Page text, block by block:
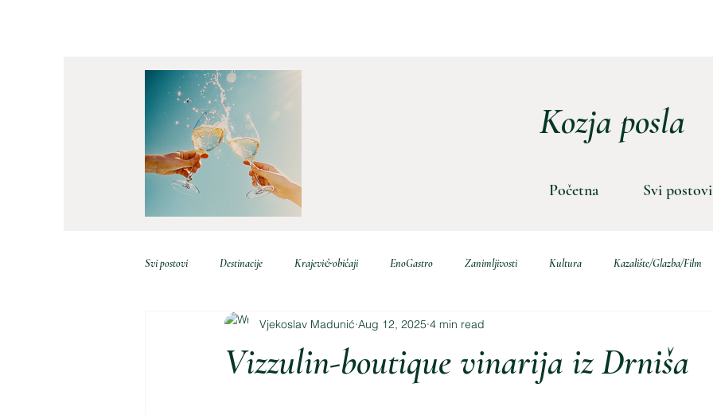
Kozja posla
Početna Svi postovi
Svi postovi Destinacije Krajevi&običaji EnoGastro Zanimljivosti Kultura Kazalište/Glazba/Film
Vizzulin-boutique vinarija iz Drniša
Vjekoslav Madunić Aug 12, 2025 4 min read